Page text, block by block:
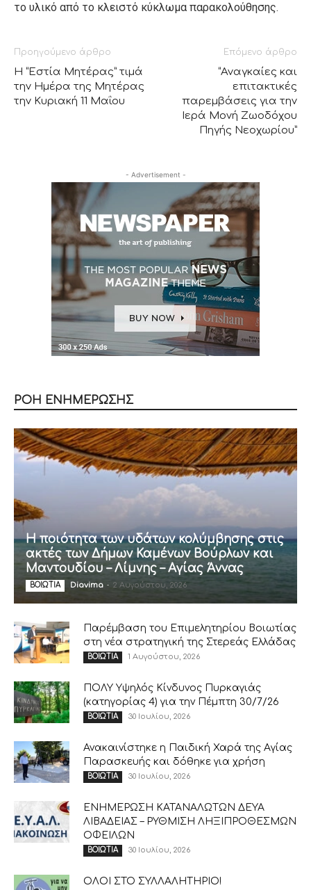
το υλικό από το κλειστό κύκλωμα παρακολούθησης.
Προηγούμενο άρθρο
Η “Εστία Μητέρας” τιμά
την Ημέρα της Μητέρας
την Κυριακή 11 Μαΐου
Επόμενο άρθρο
“Αναγκαίες και
επιτακτικές
παρεμβάσεις για την
Ιερά Μονή Ζωοδόχου
Πηγής Νεοχωρίου”
- Advertisement -
ΡΟΗ ΕΝΗΜΕΡΩΣΗΣ
Η ποιότητα των υδάτων κολύμβησης στις
ακτές των Δήμων Καμένων Βούρλων και
Μαντουδίου – Λίμνης – Αγίας Άννας
ΒΟΙΩΤΙΑ Diavima - 2 Αυγούστου, 2026
Παρέμβαση του Επιμελητηρίου Βοιωτίας
στη νέα στρατηγική της Στερεάς Ελλάδας
ΒΟΙΩΤΙΑ 1 Αυγούστου, 2026
ΠΟΛΥ Υψηλός Κίνδυνος Πυρκαγιάς
(κατηγορίας 4) για την Πέμπτη 30/7/26
ΒΟΙΩΤΙΑ 30 Ιουλίου, 2026
Ανακαινίστηκε η Παιδική Χαρά της Αγίας
Παρασκευής και δόθηκε για χρήση
ΒΟΙΩΤΙΑ 30 Ιουλίου, 2026
ΕΝΗΜΕΡΩΣΗ ΚΑΤΑΝΑΛΩΤΩΝ ΔΕΥΑ
ΛΙΒΑΔΕΙΑΣ – ΡΥΘΜΙΣΗ ΛΗΞΙΠΡΟΘΕΣΜΩΝ
ΟΦΕΙΛΩΝ
ΒΟΙΩΤΙΑ 30 Ιουλίου, 2026
ΟΛΟΙ ΣΤΟ ΣΥΛΛΑΛΗΤΗΡΙΟ!